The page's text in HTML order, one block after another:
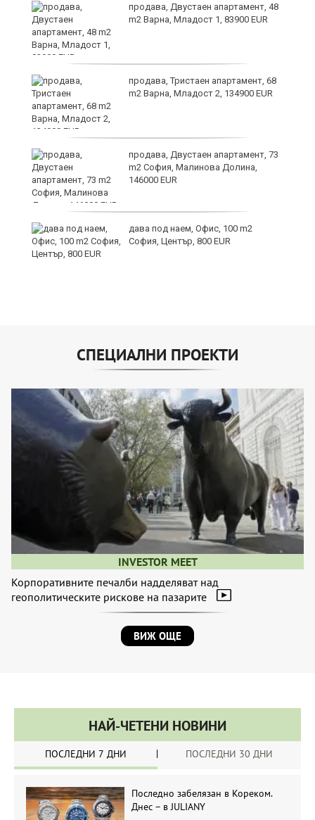
продава, Двустаен апартамент, 48
m2 Варна, Младост 1, 83900 EUR
продава, Тристаен апартамент, 68
m2 Варна, Младост 2, 134900 EUR
продава, Двустаен апартамент, 73
m2 София, Малинова Долина,
146000 EUR
дава под наем, Офис, 100 m2
София, Център, 800 EUR
СПЕЦИАЛНИ ПРОЕКТИ
INVESTOR MEET
Корпоративните печалби надделяват над
геополитическите рискове на пазарите
ВИЖ ОЩЕ
НАЙ-ЧЕТЕНИ НОВИНИ
ПОСЛЕДНИ 7 ДНИ ПОСЛЕДНИ 30 ДНИ
Последно забелязан в Кореком.
Днес – в JULIANY